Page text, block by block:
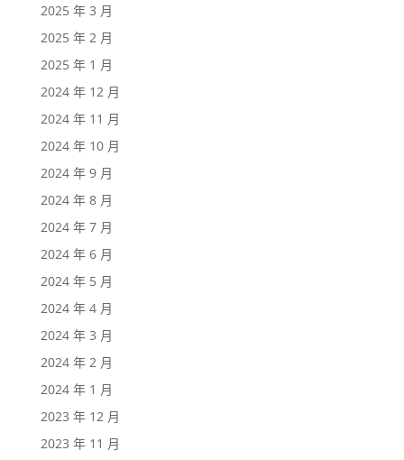
2025 年 3 月
2025 年 2 月
2025 年 1 月
2024 年 12 月
2024 年 11 月
2024 年 10 月
2024 年 9 月
2024 年 8 月
2024 年 7 月
2024 年 6 月
2024 年 5 月
2024 年 4 月
2024 年 3 月
2024 年 2 月
2024 年 1 月
2023 年 12 月
2023 年 11 月